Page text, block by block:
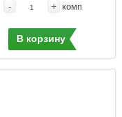
- + комп
В корзину